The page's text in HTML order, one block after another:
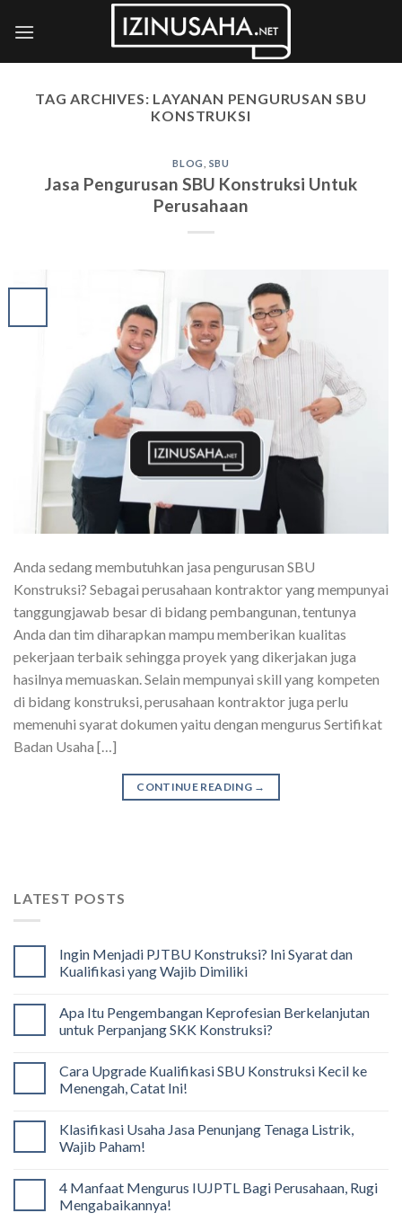
TAG ARCHIVES: LAYANAN PENGURUSAN SBU
KONSTRUKSI
BLOG SBU
Jasa Pengurusan SBU Konstruksi Untuk
Perusahaan
Anda sedang membutuhkan jasa pengurusan SBU
Konstruksi? Sebagai perusahaan kontraktor yang mempunyai
tanggungjawab besar di bidang pembangunan, tentunya
Anda dan tim diharapkan mampu memberikan kualitas
pekerjaan terbaik sehingga proyek yang dikerjakan juga
hasilnya memuaskan. Selain mempunyai skill yang kompeten
di bidang konstruksi, perusahaan kontraktor juga perlu
memenuhi syarat dokumen yaitu dengan mengurus Sertifikat
Badan Usaha […]
CONTINUE READING →
LATEST POSTS
Ingin Menjadi PJTBU Konstruksi? Ini Syarat dan
Kualifikasi yang Wajib Dimiliki
Apa Itu Pengembangan Keprofesian Berkelanjutan
untuk Perpanjang SKK Konstruksi?
Cara Upgrade Kualifikasi SBU Konstruksi Kecil ke
Menengah, Catat Ini!
Klasifikasi Usaha Jasa Penunjang Tenaga Listrik,
Wajib Paham!
4 Manfaat Mengurus IUJPTL Bagi Perusahaan, Rugi
Mengabaikannya!